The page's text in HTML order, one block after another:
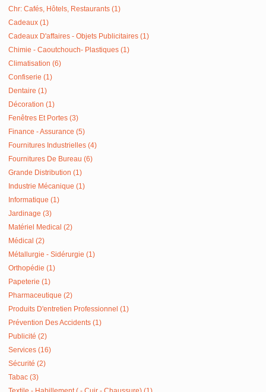
Chr: Cafés, Hôtels, Restaurants (1)
Cadeaux (1)
Cadeaux D'affaires - Objets Publicitaires (1)
Chimie - Caoutchouch- Plastiques (1)
Climatisation (6)
Confiserie (1)
Dentaire (1)
Décoration (1)
Fenêtres Et Portes (3)
Finance - Assurance (5)
Fournitures Industrielles (4)
Fournitures De Bureau (6)
Grande Distribution (1)
Industrie Mécanique (1)
Informatique (1)
Jardinage (3)
Matériel Medical (2)
Médical (2)
Métallurgie - Sidérurgie (1)
Orthopédie (1)
Papeterie (1)
Pharmaceutique (2)
Produits D'entretien Professionnel (1)
Prévention Des Accidents (1)
Publicité (2)
Services (16)
Sécurité (2)
Tabac (3)